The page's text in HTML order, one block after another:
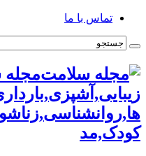
تماس با ما
مجله
کودک,مد